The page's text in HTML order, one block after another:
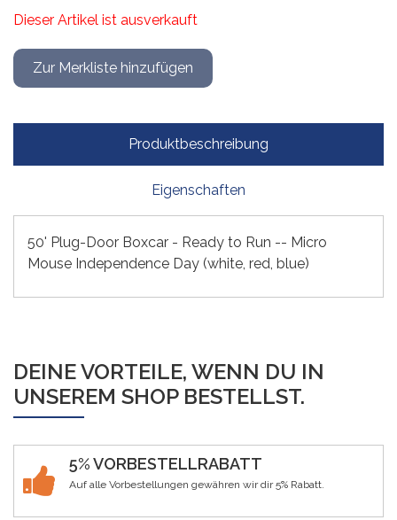
Dieser Artikel ist ausverkauft
Produktbeschreibung
Eigenschaften
50' Plug-Door Boxcar - Ready to Run -- Micro
Mouse Independence Day (white, red, blue)
DEINE VORTEILE, WENN DU IN
UNSEREM SHOP BESTELLST.
5% VORBESTELLRABATT
Auf alle Vorbestellungen gewähren wir dir 5% Rabatt.